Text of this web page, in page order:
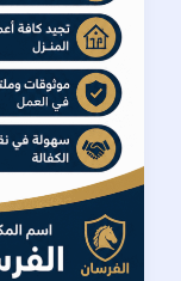
لاختيار
العاملة
المناسبة
ونقل
الكفالة